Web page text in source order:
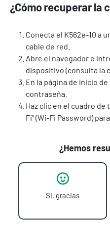
¿Cómo recuperar la
Conecta el K562e-10 a
cable de red.
Abre el navegador e
dispositivo (consulta la
En la página de inicio
contraseña.
Haz clic en el cuadro de
Fi” (Wi-Fi Password)
¿Hemos
Si, gracias